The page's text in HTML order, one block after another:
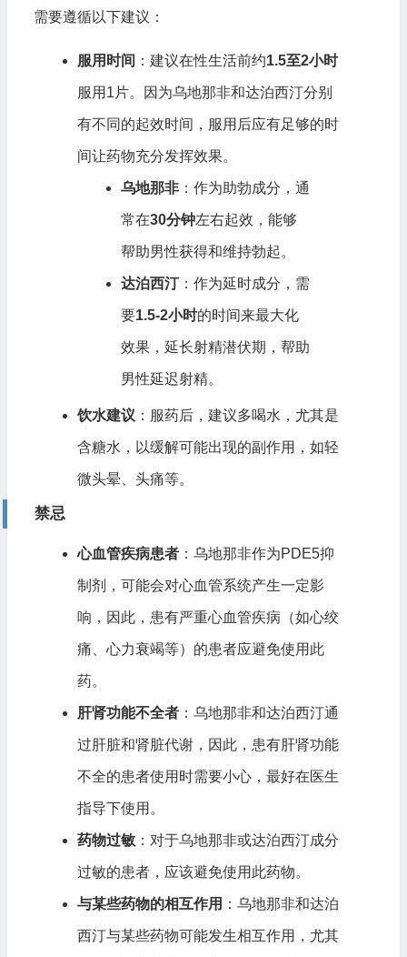
需要遵循以下建议：
服用时间 ：建议在性生活前约1.5至2小时
服用1片。因为乌地那非和达泊西汀分别
有不同的起效时间，服用后应有足够的时
间让药物充分发挥效果。
乌地那非：作为助勃成分，通
常在30分钟左右起效，能够
帮助男性获得和维持勃起。
达泊西汀：作为延时成分，需
要1.5-2小时的时间来最大化
效果，延长射精潜伏期，帮助
男性延迟射精。
饮水建议 ：服药后，建议多喝水，尤其是
含糖水，以缓解可能出现的副作用，如轻
微头晕、头痛等。
禁忌
心血管疾病患者：乌地那非作为PDE5抑
制剂，可能会对心血管系统产生一定影
响，因此，患有严重心血管疾病（如心绞
痛、心力衰竭等）的患者应避免使用此
药。
肝肾功能不全者：乌地那非和达泊西汀通
过肝脏和肾脏代谢，因此，患有肝肾功能
不全的患者使用时需要小心，最好在医生
指导下使用。
药物过敏：对于乌地那非或达泊西汀成分
过敏的患者，应该避免使用此药物。
与某些药物的相互作用 ：乌地那非和达泊
西汀与某些药物可能发生相互作用，尤其